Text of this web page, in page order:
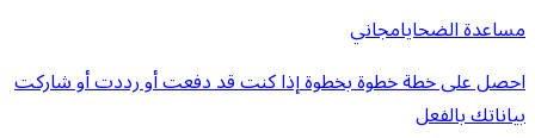
مساعدة الضحايامجاني
احصل على خطة خطوة بخطوة إذا كنت قد دفعت أو رددت أو شاركت
بياناتك بالفعل